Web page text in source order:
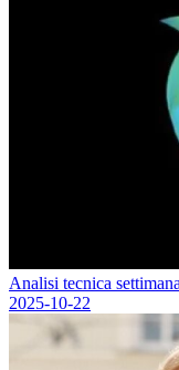
Analisi tecnica
2025-10-22